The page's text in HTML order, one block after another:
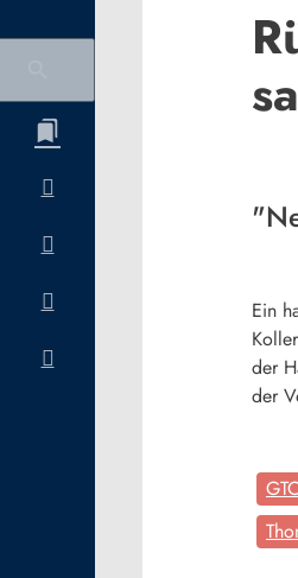
Ein
der
der